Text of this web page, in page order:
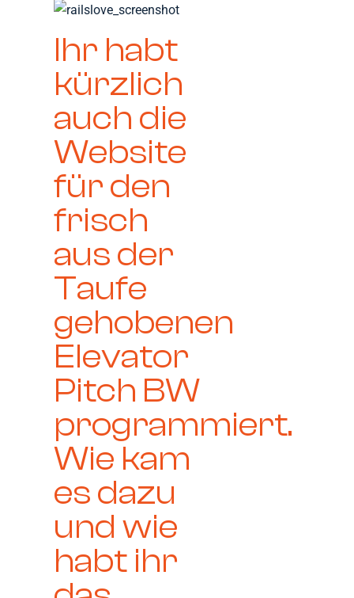
Ihr habt
kürzlich
auch die
Website
für den
frisch
aus der
Taufe
gehobenen
Elevator
Pitch BW
programmiert.
Wie kam
es dazu
und wie
habt ihr